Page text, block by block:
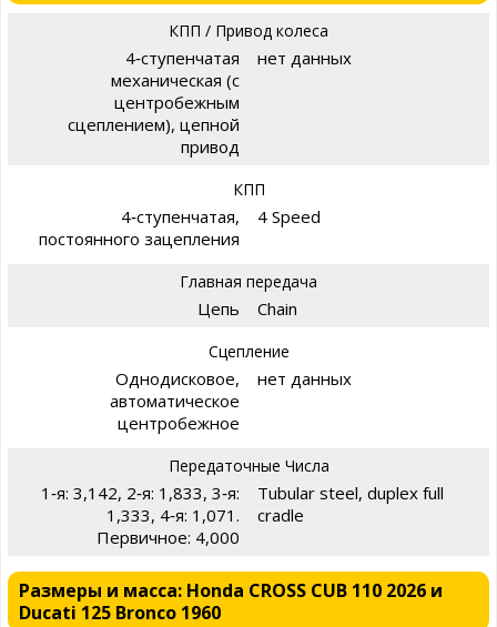
КПП / Привод колеса
4‑ступенчатая
механическая (с
центробежным
сцеплением), цепной
привод
нет данных
КПП
4‑ступенчатая,
постоянного зацепления
4 Speed
Главная передача
Цепь Chain
Сцепление
Однодисковое,
автоматическое
центробежное
нет данных
Передаточные Числа
1‑я: 3,142, 2‑я: 1,833, 3‑я:
1,333, 4‑я: 1,071.
Первичное: 4,000
Tubular steel, duplex full
cradle
Размеры и масса: Honda CROSS CUB 110 2026 и
Ducati 125 Bronco 1960